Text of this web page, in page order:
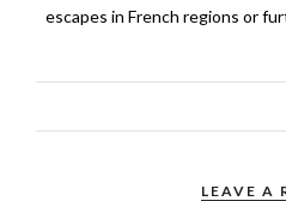
escapes in French regions or
LEAVE A